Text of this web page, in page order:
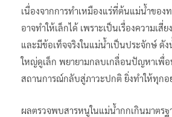
เนื่องจากการทำเหมืองแร่ที่ต้นแม่น้ำของ
อาจทำให้เล็กได้ เพราะเป็นเรื่องความเ
และมีข้อเท็จจริงในแม่น้ำเป็นประจักษ์ ดั
ใหญ่ดูเล็ก พยายามกลบเกลื่อนปัญหาเพื่อ
สถานการณ์กลับสู่ภาวะปกติ ยิ่งทำให้ทุกอย่
ผลตรวจพบสารหนูในแม่น้ำกกเกินมาตร